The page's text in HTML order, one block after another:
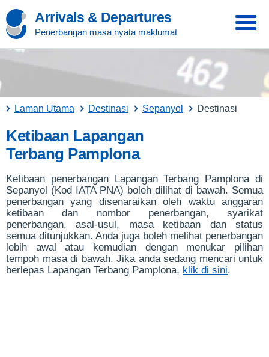
Arrivals & Departures
Penerbangan masa nyata maklumat
Laman Utama Destinasi Sepanyol Destinasi
Ketibaan Lapangan
Terbang Pamplona
Ketibaan penerbangan Lapangan Terbang Pamplona di
Sepanyol (Kod IATA PNA) boleh dilihat di bawah. Semua
penerbangan yang disenaraikan oleh waktu anggaran
ketibaan dan nombor penerbangan, syarikat
penerbangan, asal-usul, masa ketibaan dan status
semua ditunjukkan. Anda juga boleh melihat penerbangan
lebih awal atau kemudian dengan menukar pilihan
tempoh masa di bawah. Jika anda sedang mencari untuk
berlepas Lapangan Terbang Pamplona, klik di sini.